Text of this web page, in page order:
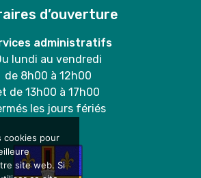
d’ouverture
administratifs
lundi au vendredi
de 8h00 à 12h00
de 13h00 à 17h00
les jours fériés
cookies pour
site web. Si